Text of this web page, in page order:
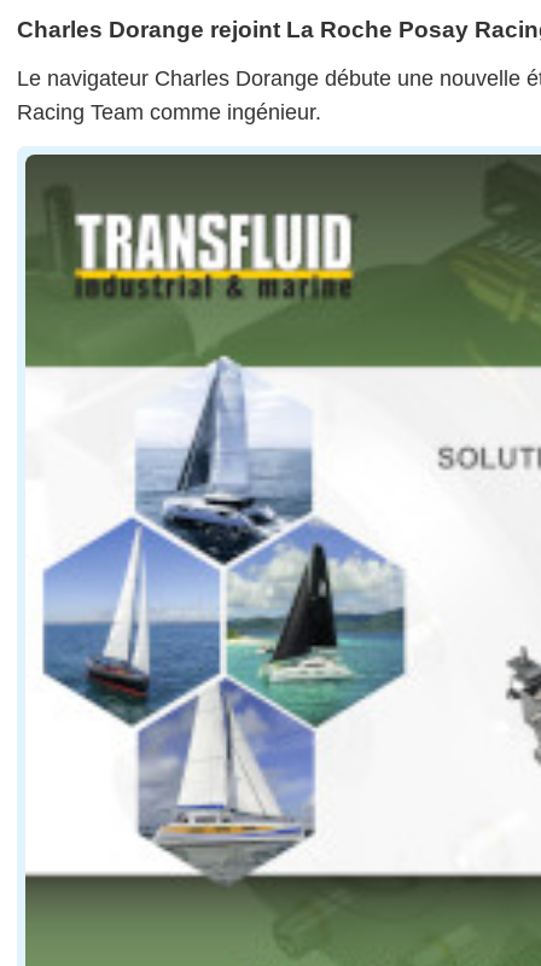
Charles Dorange rejoint La Roche Posay
Le navigateur Charles Dorange débute une nouvelle
Racing Team comme ingénieur.